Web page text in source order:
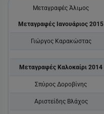
Μεταγραφές Άλιμος
Μεταγραφές Ιανουάριος 2015
Γιώργος Καρακώστας
Μεταγραφές Καλοκαίρι 2014
Σπύρος Δοροβίνης
Αριστείδης Βλάχος